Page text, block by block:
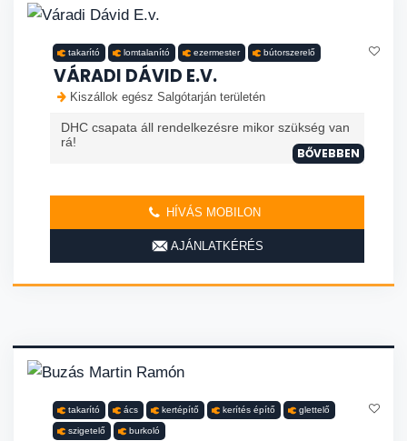
takarító lomtalanító ezermester bútorszerelő
VÁRADI DÁVID E.V.
Kiszállok egész Salgótarján területén
DHC csapata áll rendelkezésre mikor szükség van
rá!
BŐVEBBEN
HÍVÁS MOBILON
AJÁNLATKÉRÉS
takarító ács kertépítő kerítés építő glettelő
szigetelő burkoló